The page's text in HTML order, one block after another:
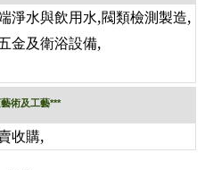
淨水與飲用水,閥類檢測製造,
金及衛浴設備,
術及工藝***
收購,